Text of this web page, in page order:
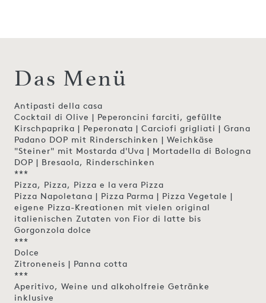
Das Menü
Antipasti della casa
Cocktail di Olive | Peperoncini farciti, gefüllte
Kirschpaprika | Peperonata | Carciofi grigliati | Grana
Padano DOP mit Rinderschinken | Weichkäse
"Steiner" mit Mostarda d'Uva | Mortadella di Bologna
DOP | Bresaola, Rinderschinken
***
Pizza, Pizza, Pizza e la vera Pizza
Pizza Napoletana | Pizza Parma | Pizza Vegetale |
eigene Pizza-Kreationen mit vielen original
italienischen Zutaten von Fior di latte bis
Gorgonzola dolce
***
Dolce
Zitroneneis | Panna cotta
***
Aperitivo, Weine und alkoholfreie Getränke
inklusive